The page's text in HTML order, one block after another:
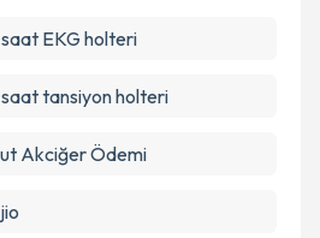
EKG holteri
tansiyon holteri
Akciğer Ödemi